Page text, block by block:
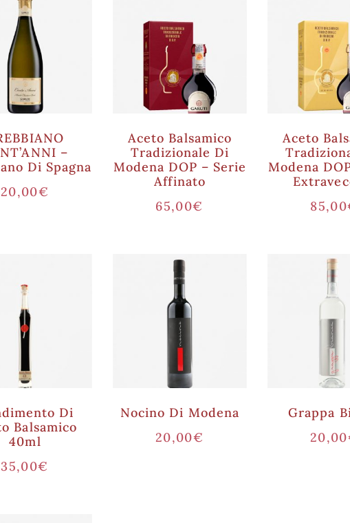
–
Di Spagna
20,00€
Aceto Balsamico
Tradizionale Di
Modena DOP – Serie
Affinato
65,00€
Aceto
Modena
85,00
Di
Balsamico
40ml
35,00€
Nocino Di Modena
20,00€
Grappa
20,00